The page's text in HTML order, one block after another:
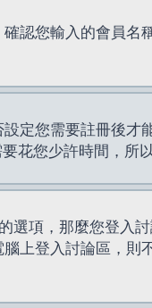
認您輸入的會員
定您需要註冊後
花您少許時間，所
的選項，那麼您登入
上登入討論區，